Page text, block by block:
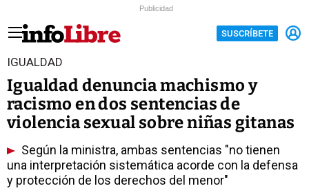
Publicidad
SUSCRÍBETE
IGUALDAD
Igualdad denuncia machismo y
racismo en dos sentencias de
violencia sexual sobre niñas gitanas
Según la ministra, ambas sentencias "no tienen
una interpretación sistemática acorde con la defensa
y protección de los derechos del menor"